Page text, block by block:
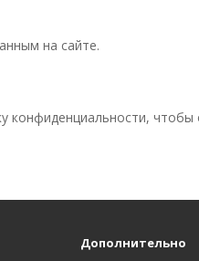
на сайте.
Дополнительно